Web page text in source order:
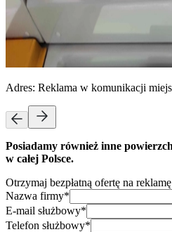
Adres: Reklama w komunikacji
Posiadamy również inne
w całej Polsce.
Otrzymaj bezpłatną ofertę na
Nazwa firmy*
E-mail służbowy*
Telefon służbowy*